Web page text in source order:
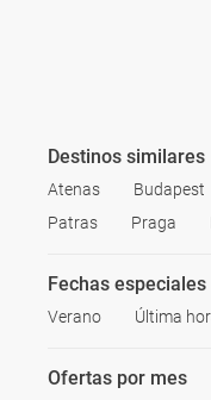
Destinos similares
Atenas Budapest
Patras
Praga
Fechas especiales
Verano Última
Ofertas por mes